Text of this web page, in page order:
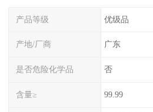
产品等级 优级品
产地/厂商 广东
是否危险化学品 否
含量≥ 99.99